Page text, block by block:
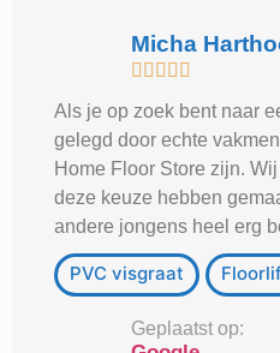
Micha
    
Als je op zoek bent naar
gelegd door echte
Home Floor Store zijn.
deze keuze hebben
andere jongens heel erg
PVC visgraat
Geplaatst op: